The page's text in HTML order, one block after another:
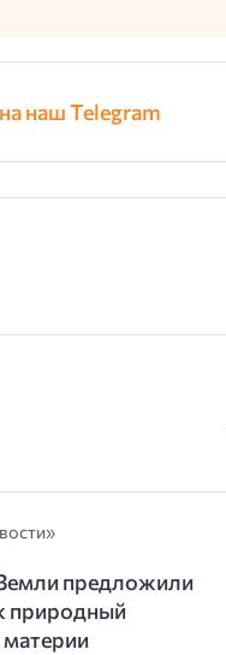
наш Telegram
предложили
природный